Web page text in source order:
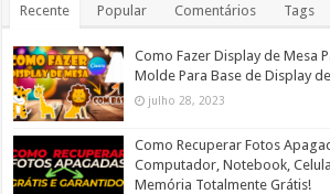
Recente Popular Comentários Tags
Como Fazer Display de Mesa
Molde Para Base de Display
julho 28, 2023
Como Recuperar Fotos
Computador, Notebook,
Memória Totalmente Grátis!